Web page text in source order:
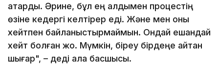
атқарды. Әрине, бұл ең алдымен процестің
өзіне кедергі келтірер еді. Және мен оны
хейтпен байланыстырмаймын. Ондай ешқандай
хейт болған жоқ. Мүмкін, біреу бірдеңе айтқан
шығар", – деді қала басшысы.